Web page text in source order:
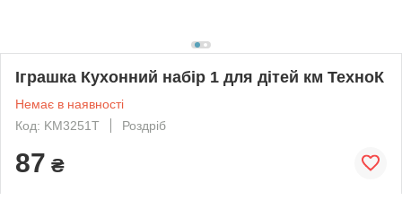
Іграшка Кухонний набір 1 для дітей км ТехноК
Немає в наявності
Код: KM3251T
Роздріб
87 ₴